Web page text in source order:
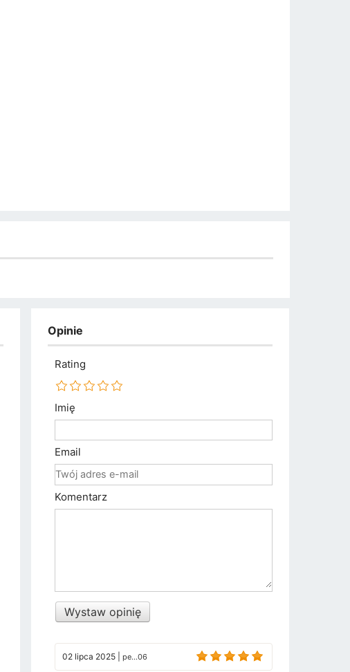
Opinie
Rating
Imię
Email
Komentarz
Wystaw opinię
02 lipca 2025 pe...06